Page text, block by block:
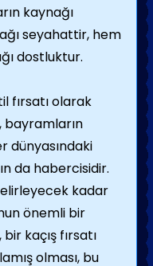
kaynağı
seyahattir, hem
dostluktur.
fırsatı olarak
bayramların
dünyasındaki
da habercisidir.
kadar
önemli bir
kaçış fırsatı
olması, bu